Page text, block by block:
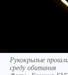
Рукокрылые
среду обитания